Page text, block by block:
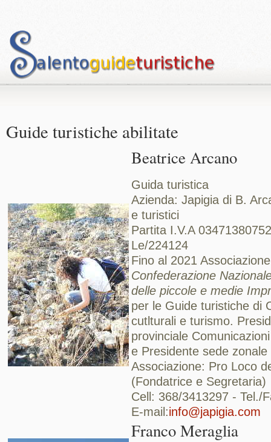
Guide turistiche abilitate
Beatrice Arcano
Guida turistica
Azienda: Japigia di B.
e turistici
Partita I.V.A
Le/224124
Fino al 2021
Confederazione
delle piccole e medie
per le Guide turistiche di
cutlturali e turismo.
provinciale
e Presidente sede zonale
Associazione: Pro Loco
(Fondatrice e Segretaria)
Cell: 368/3413297 - Tel./
E-mail:info@japigia.com
Franco Meraglia